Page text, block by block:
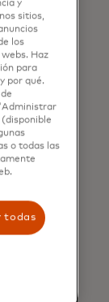
y
y
sitios,
los
Haz
para
por qué.
o todas las
todas